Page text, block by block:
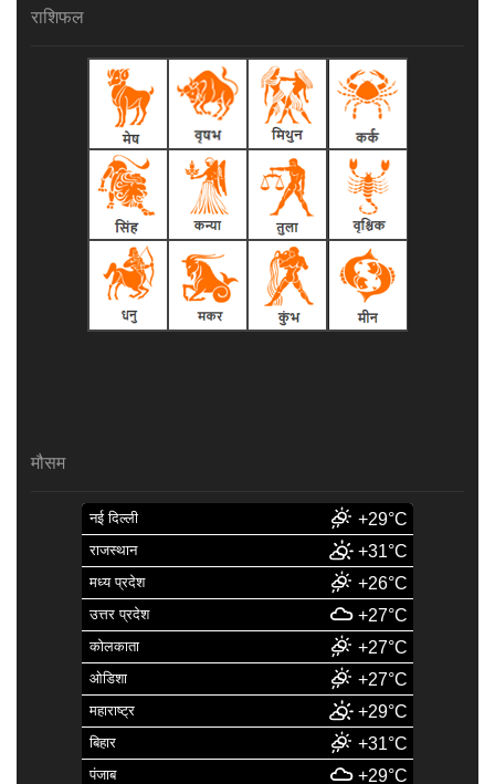
राशिफल
मौसम
नई दिल्ली +29°C
राजस्थान +31°C
मध्य प्रदेश +26°C
उत्तर प्रदेश +27°C
कोलकाता +27°C
ओडिशा +27°C
महाराष्ट्र +29°C
बिहार +31°C
पंजाब +29°C